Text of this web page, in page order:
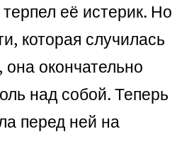
её истерик. Но
которая случилась
окончательно
над собой. Теперь
перед ней на